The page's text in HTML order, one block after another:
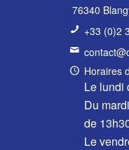
76340
+33 (0)2
Horaires
Le lundi
Du
de
Le